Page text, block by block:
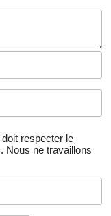
respecter le
Nous ne travaillons